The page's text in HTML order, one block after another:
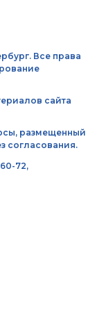
Все права
сайта
размещенный
согласования.
60-72,